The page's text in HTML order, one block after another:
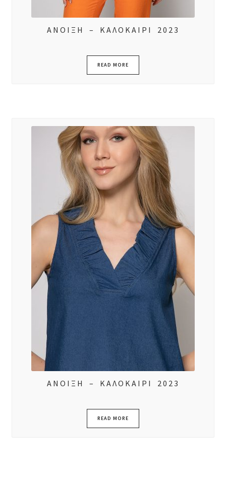
ΑΝΟΙΞΗ – ΚΑΛΟΚΑΙΡΙ 2023
READ MORE
ΑΝΟΙΞΗ – ΚΑΛΟΚΑΙΡΙ 2023
READ MORE